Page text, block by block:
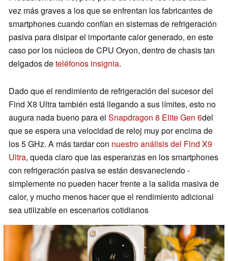
vez más graves a los que se enfrentan los fabricantes de
smartphones cuando confían en sistemas de refrigeración
pasiva para disipar el importante calor generado, en este
caso por los núcleos de CPU Oryon, dentro de chasis tan
delgados deteléfonos insignia.
Dado que el rendimiento de refrigeración del sucesor del
Find X8 Ultra también está llegando a sus límites, esto no
augura nada bueno para el Snapdragon 8 Elite Gen 6del
que se espera una velocidad de reloj muy por encima de
los 5 GHz. A más tardar con nuestro análisis del Find X9
Ultra, queda claro que las esperanzas en los smartphones
con refrigeración pasiva se están desvaneciendo -
simplemente no pueden hacer frente a la salida masiva de
calor, y mucho menos hacer que el rendimiento adicional
sea utilizable en escenarios cotidianos